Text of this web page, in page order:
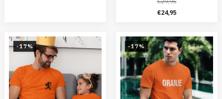
Oorspronkelijke
was:
€29,95.
€24,95Huidige
is:
€24,95.
-17% -17%